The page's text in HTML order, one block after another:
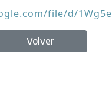
file/d/
Volver